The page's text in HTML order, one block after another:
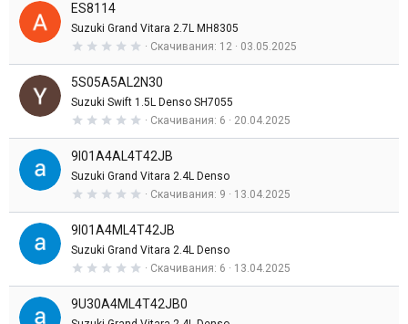
з
в
е
з
д
ES8114
Suzuki Grand Vitara 2.7L MH8305
0
0
з
в
е
з
д
Скачивания 12 03.05.2025
5S05A5AL2N30
Suzuki Swift 1.5L Denso SH7055
0
0
з
в
е
з
д
Скачивания 6 20.04.2025
9I01A4AL4T42JB
Suzuki Grand Vitara 2.4L Denso
0
0
з
в
е
з
д
Скачивания 9 13.04.2025
9I01A4ML4T42JB
Suzuki Grand Vitara 2.4L Denso
0
0
з
Скачивания 6 13.04.2025
9U30A4ML4T42JB0